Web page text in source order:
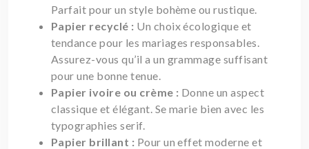
Parfait pour un style bohème ou rustique.
Papier recyclé : Un choix écologique et
tendance pour les mariages responsables.
Assurez-vous qu’il a un grammage suffisant
pour une bonne tenue.
Papier ivoire ou crème : Donne un aspect
classique et élégant. Se marie bien avec les
typographies serif.
Papier brillant : Pour un effet moderne et